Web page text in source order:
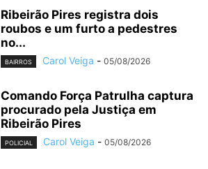
Ribeirão Pires registra dois
roubos e um furto a pedestres
no...
BAIRROS Carol Veiga - 05/08/2026
Comando Força Patrulha captura
procurado pela Justiça em
Ribeirão Pires
POLICIAL Carol Veiga - 05/08/2026